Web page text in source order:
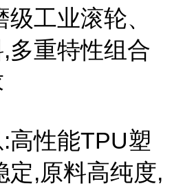
工业滚轮、
多重特性组合
高性能TPU塑
定,原料高纯度,